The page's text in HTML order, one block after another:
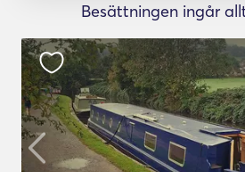
Besättningen ingår